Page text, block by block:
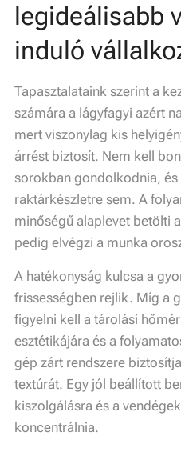
legideálisabb
induló
Tapasztalataink szerint a
számára a lágyfagyi azért
mert viszonylag kis
árrést biztosít. Nem kell
sorokban gondolkodnia,
raktárkészletre sem. A
minőségű alaplevet betölti
pedig elvégzi a munka
A hatékonyság kulcsa a
frissességben rejlik. Míg a
figyelni kell a tárolási
esztétikájára és a
gép zárt rendszere
textúrát. Egy jól beállított
kiszolgálásra és a
koncentrálnia.